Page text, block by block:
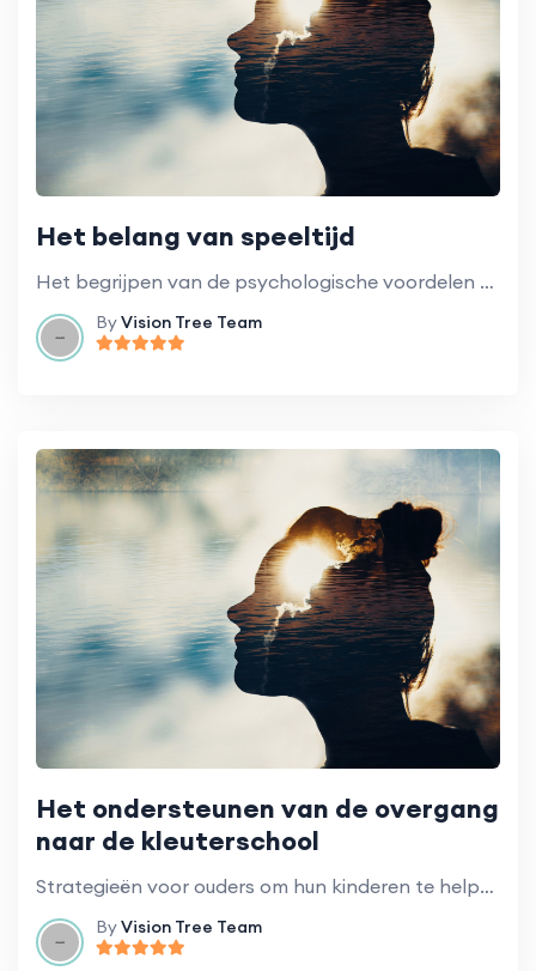
Het belang van speeltijd
Het begrijpen van de psychologische voordelen van speeltijd en hoe het kan worden geïntegreerd in de kleuterklas.
ByVision Tree Team
Het ondersteunen van de overgang
naar de kleuterschool
Strategieën voor ouders om hun kinderen te helpen zich aan te passen aan de overgang naar de kleuterschool.
ByVision Tree Team